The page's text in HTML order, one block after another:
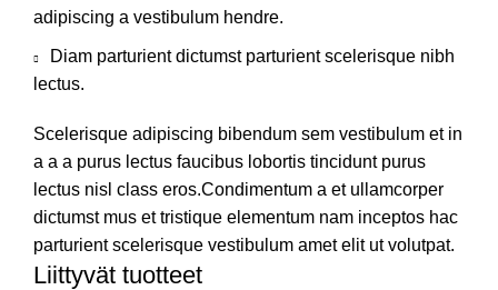
adipiscing a vestibulum hendre.
Diam parturient dictumst parturient scelerisque nibh
lectus.
Scelerisque adipiscing bibendum sem vestibulum et in
a a a purus lectus faucibus lobortis tincidunt purus
lectus nisl class eros.Condimentum a et ullamcorper
dictumst mus et tristique elementum nam inceptos hac
parturient scelerisque vestibulum amet elit ut volutpat.
Liittyvät tuotteet